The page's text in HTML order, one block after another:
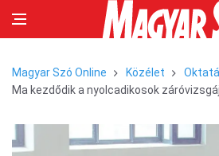
Magyar Szó Online Közélet
Ma kezdődik a nyolcadikosok